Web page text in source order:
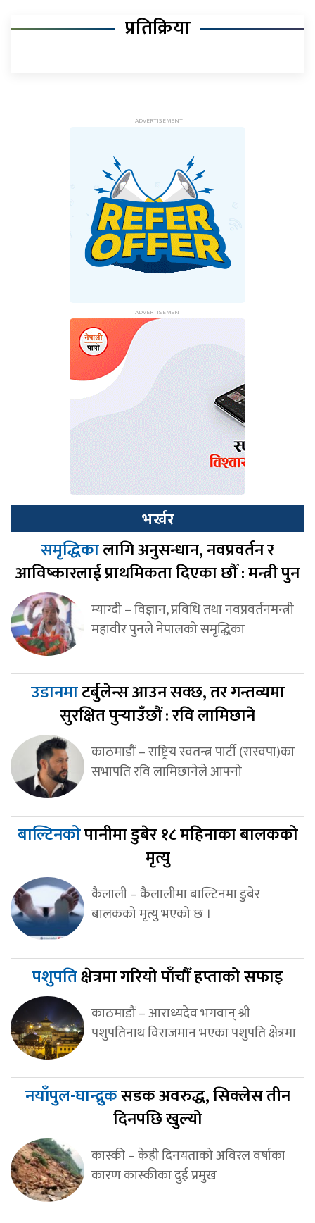
प्रतिक्रिया
भर्खर
समृद्धिकालागि अनुसन्धान, नवप्रवर्तन र
आविष्कारलाई प्राथमिकता दिएका छौँ : मन्त्री पुन
म्याग्दी – विज्ञान, प्रविधि तथा नवप्रवर्तनमन्त्री
महावीर पुनले नेपालको समृद्धिका
उडानमाटर्बुलेन्स आउन सक्छ, तर गन्तव्यमा
सुरक्षित पुर्‍याउँछौं : रवि लामिछाने
काठमाडौं – राष्ट्रिय स्वतन्त्र पार्टी (रास्वपा)का
सभापति रवि लामिछानेले आफ्नो
बाल्टिनकोपानीमा डुबेर १८ महिनाका बालकको
मृत्यु
कैलाली – कैलालीमा बाल्टिनमा डुबेर
बालकको मृत्यु भएको छ ।
पशुपतिक्षेत्रमा गरियो पाँचौँ हप्ताको सफाइ
काठमाडौं – आराध्यदेव भगवान् श्री
पशुपतिनाथ विराजमान भएका पशुपति क्षेत्रमा
नयाँपुल-घान्द्रुकसडक अवरुद्ध, सिक्लेस तीन
दिनपछि खुल्यो
कास्की – केही दिनयताको अविरल वर्षाका
कारण कास्कीका दुई प्रमुख